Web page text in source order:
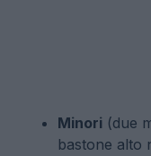
Minori (due
bastone alto